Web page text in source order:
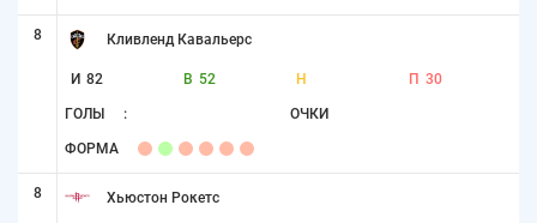
8 Кливленд Кавальерс
И 82 В 52 Н П 30
ГОЛЫ : ОЧКИ
ФОРМА
8 Хьюстон Рокетс